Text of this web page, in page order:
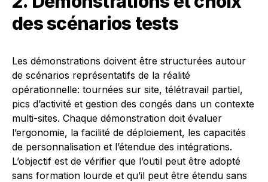
des scénarios tests
Les démonstrations doivent être structurées autour
de scénarios représentatifs de la réalité
opérationnelle: tournées sur site, télétravail partiel,
pics d’activité et gestion des congés dans un contexte
multi-sites. Chaque démonstration doit évaluer
l’ergonomie, la facilité de déploiement, les capacités
de personnalisation et l’étendue des intégrations.
L’objectif est de vérifier que l’outil peut être adopté
sans formation lourde et qu’il peut être étendu sans